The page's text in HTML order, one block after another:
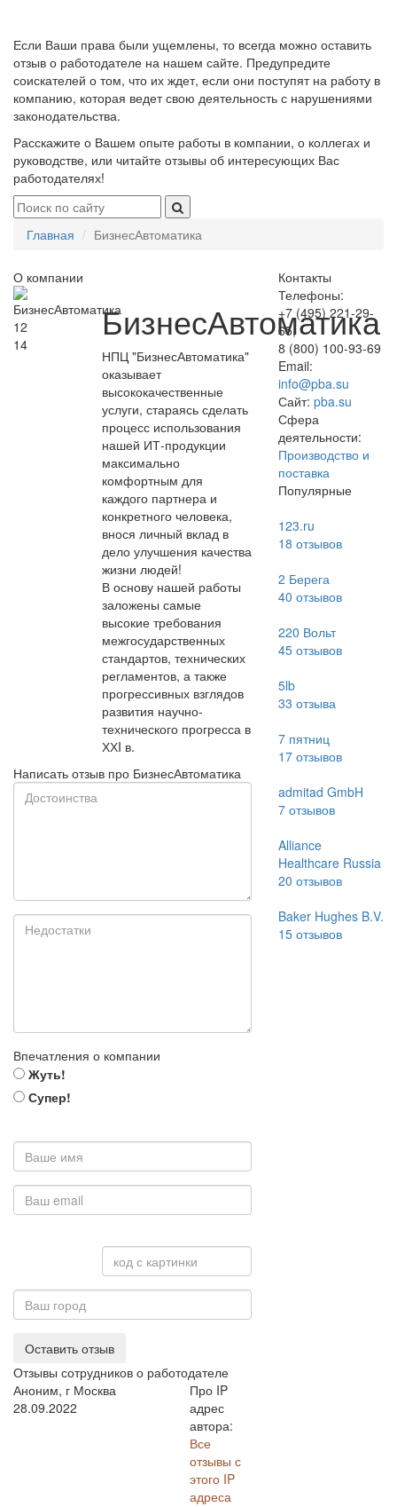
Если Ваши права были ущемлены, то всегда можно оставить
отзыв о работодателе на нашем сайте. Предупредите
соискателей о том, что их ждет, если они поступят на работу в
компанию, которая ведет свою деятельность с нарушениями
законодательства.
Расскажите о Вашем опыте работы в компании, о коллегах и
руководстве, или читайте отзывы об интересующих Вас
работодателях!
Главная БизнесАвтоматика
О компании
12
14
БизнесАвтоматика
НПЦ "БизнесАвтоматика"
оказывает
высококачественные
услуги, стараясь сделать
процесс использования
нашей ИТ-продукции
максимально
комфортным для
каждого партнера и
конкретного человека,
внося личный вклад в
дело улучшения качества
жизни людей!
В основу нашей работы
заложены самые
высокие требования
межгосударственных
стандартов, технических
регламентов, а также
прогрессивных взглядов
развития научно-
технического прогресса в
ХХI в.
Написать отзыв про БизнесАвтоматика
Впечатления о компании
Жуть!
Супер!
Оставить отзыв
Отзывы сотрудников о работодателе
Аноним, г Москва
28.09.2022
Про IP
адрес
автора:
Все
отзывы с
этого IP
адреса
Контакты
Телефоны:
+7 (495) 221-29-
65,
8 (800) 100-93-69
Email:
info@pba.su
Сайт: pba.su
Сфера
деятельности:
Производство и
поставка
Популярные
123.ru
18 отзывов
2 Берега
40 отзывов
220 Вольт
45отзывов
5lb
33 отзыва
7 пятниц
17отзывов
admitad GmbH
7отзывов
Alliance
Healthcare Russia
20 отзывов
Baker Hughes B.V.
15отзывов